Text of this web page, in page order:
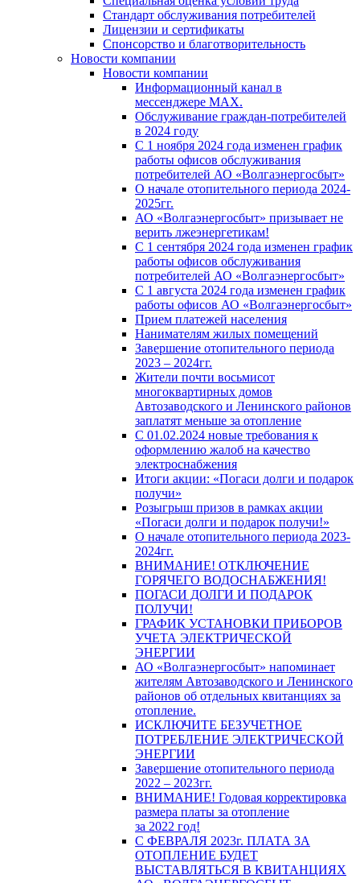
Стандарт обслуживания потребителей
Лицензии и сертификаты
Спонсорство и благотворительность
Новости компании
Новости компании
Информационный канал в
мессенджере MAX.
Обслуживание граждан-потребителей
в 2024 году
С 1 ноября 2024 года изменен график
работы офисов обслуживания
потребителей АО «Волгаэнергосбыт»
О начале отопительного периода 2024-
2025гг.
АО «Волгаэнергосбыт» призывает не
верить лжеэнергетикам!
С 1 сентября 2024 года изменен график
работы офисов обслуживания
потребителей АО «Волгаэнергосбыт»
С 1 августа 2024 года изменен график
работы офисов АО «Волгаэнергосбыт»
Прием платежей населения
Нанимателям жилых помещений
Завершение отопительного периода
2023 – 2024гг.
Жители почти восьмисот
многоквартирных домов
Автозаводского и Ленинского районов
заплатят меньше за отопление
С 01.02.2024 новые требования к
оформлению жалоб на качество
электроснабжения
Итоги акции: «Погаси долги и подарок
получи»
Розыгрыш призов в рамках акции
«Погаси долги и подарок получи!»
О начале отопительного периода 2023-
2024гг.
ВНИМАНИЕ! ОТКЛЮЧЕНИЕ
ГОРЯЧЕГО ВОДОСНАБЖЕНИЯ!
ПОГАСИ ДОЛГИ И ПОДАРОК
ПОЛУЧИ!
ГРАФИК УСТАНОВКИ ПРИБОРОВ
УЧЕТА ЭЛЕКТРИЧЕСКОЙ
ЭНЕРГИИ
АО «Волгаэнергосбыт» напоминает
жителям Автозаводского и Ленинского
районов об отдельных квитанциях за
отопление.
ИСКЛЮЧИТЕ БЕЗУЧЕТНОЕ
ПОТРЕБЛЕНИЕ ЭЛЕКТРИЧЕСКОЙ
ЭНЕРГИИ
Завершение отопительного периода
2022 – 2023гг.
ВНИМАНИЕ! Годовая корректировка
размера платы за отопление
за 2022 год!
С ФЕВРАЛЯ 2023г. ПЛАТА ЗА
ОТОПЛЕНИЕ БУДЕТ
ВЫСТАВЛЯТЬСЯ В КВИТАНЦИЯХ